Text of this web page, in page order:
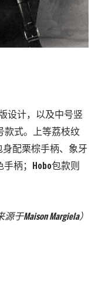
设计，以及中号竖
款式。上等荔枝纹
配栗棕手柄、象牙
柄；Hobo包款则
于Maison Margiela）